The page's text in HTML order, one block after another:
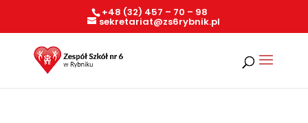
+48 (32) 457 – 70 – 98
sekretariat@zs6rybnik.pl